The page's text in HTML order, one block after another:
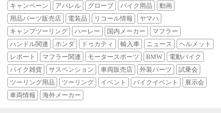
キャンペーン
アパレル グローブ バイク用品
動画
用品パーツ販売店
電装品 リコール情報
ヤマハ
キャンプツーリング
ハーレー 国内メーカー
マフラー
ハンドル関連
ホンダ ドゥカティ 輸入車 ニュース
ヘルメット
レポート
マフラー関連 モータースポーツ BMW
電動バイク
バイク雑貨
サスペンション 車両販売店 外装パーツ
試乗会
ツーリング用品
ツーリング イベント バイクイベント
展示会
車両情報
海外メーカー